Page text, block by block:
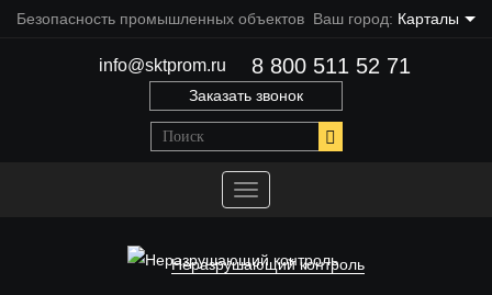
Безопасность промышленных объектов Ваш город: Карталы
info@sktprom.ru 8 800 511 52 71
Заказать звонок
Переключить
навигацию
Неразрушающий контроль